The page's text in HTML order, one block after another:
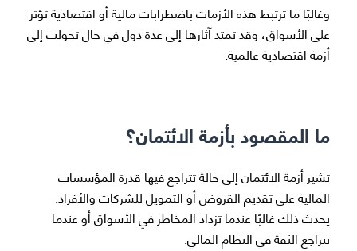
وغالبًا ما ترتبط هذه الأزمات باضطرابات مالية أو اقتصادية تؤثر
على الأسواق، وقد تمتد آثارها إلى عدة دول في حال تحولت إلى
أزمة اقتصادية عالمية.
ما المقصود بأزمة الائتمان؟
تشير أزمة الائتمان إلى حالة تتراجع فيها قدرة المؤسسات
المالية على تقديم القروض أو التمويل للشركات والأفراد.
يحدث ذلك غالبًا عندما تزداد المخاطر في الأسواق أو عندما
تتراجع الثقة في النظام المالي.